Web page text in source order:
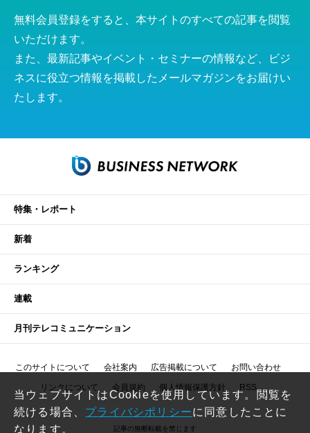
無料会員登録をすると、本サイトのすべての記事を閲覧
いただけます。
また、最新記事やイベント・セミナーの情報など、ビジ
ネスに役立つ情報を掲載したメールマガジンをお届けい
たします。
特集・レポート
新着
ランキング
連載
月刊テレコミュニケーション
このサイトについて 会社案内 広告掲載について お問い合わせ
リンクについて 会員規約 個人情報保護方針 RSS
記事の無断転載を禁じます
当ウェブサイトはCookieを使用しています。閲覧を
続ける場合、 プライバシポリシーに同意したことに
なります。